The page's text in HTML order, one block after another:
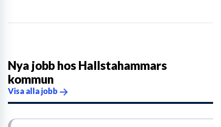
Nya jobb hos Hallstahammars
kommun
Visa alla jobb